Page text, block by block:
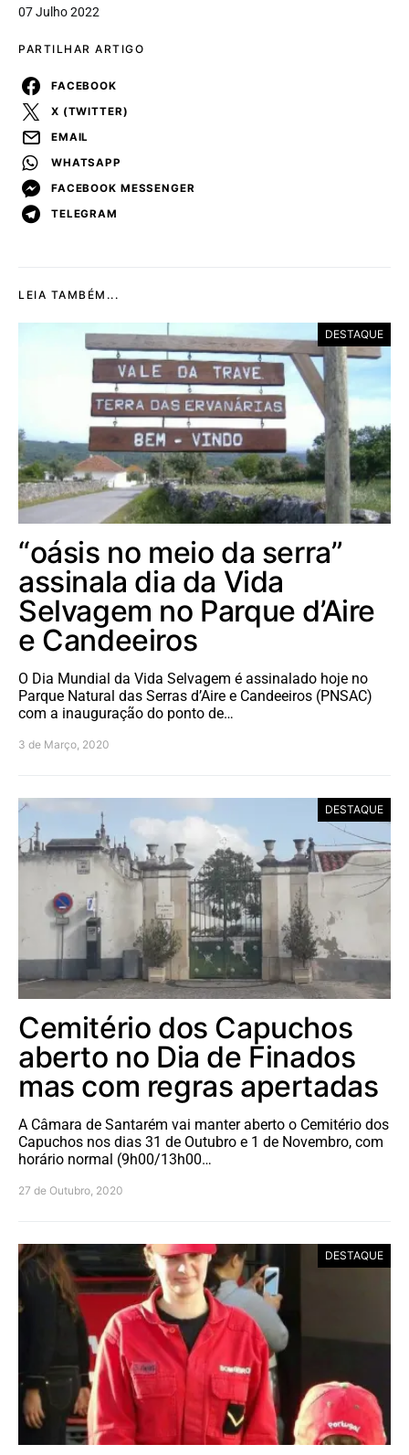
07 Julho 2022
PARTILHAR ARTIGO
FACEBOOK
X (TWITTER)
EMAIL
WHATSAPP
FACEBOOK MESSENGER
TELEGRAM
LEIA TAMBÉM...
DESTAQUE
“oásis no meio da serra”
assinala dia da Vida
Selvagem no Parque d’Aire
e Candeeiros
O Dia Mundial da Vida Selvagem é assinalado hoje no
Parque Natural das Serras d’Aire e Candeeiros (PNSAC)
com a inauguração do ponto de…
3 de Março, 2020
DESTAQUE
Cemitério dos Capuchos
aberto no Dia de Finados
mas com regras apertadas
A Câmara de Santarém vai manter aberto o Cemitério dos
Capuchos nos dias 31 de Outubro e 1 de Novembro, com
horário normal (9h00/13h00…
27 de Outubro, 2020
DESTAQUE